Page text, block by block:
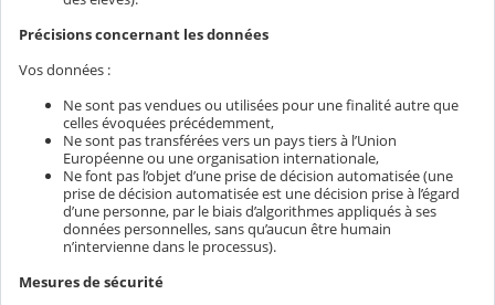
Précisions concernant les données
Vos données :
Ne sont pas vendues ou utilisées pour une finalité autre que
celles évoquées précédemment,
Ne sont pas transférées vers un pays tiers à l’Union
Européenne ou une organisation internationale,
Ne font pas l’objet d’une prise de décision automatisée (une
prise de décision automatisée est une décision prise à l’égard
d’une personne, par le biais d’algorithmes appliqués à ses
données personnelles, sans qu’aucun être humain
n’intervienne dans le processus).
Mesures de sécurité